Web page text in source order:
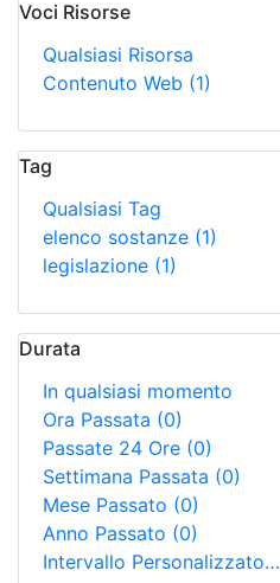
Voci Risorse
Qualsiasi Risorsa
Contenuto Web (1)
Tag
Qualsiasi Tag
elenco sostanze (1)
legislazione (1)
Durata
In qualsiasi momento
Ora Passata (0)
Passate 24 Ore (0)
Settimana Passata (0)
Mese Passato (0)
Anno Passato (0)
Intervallo Personalizzato…